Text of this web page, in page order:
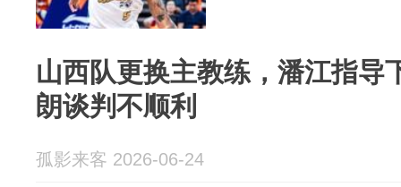
山西队更换主教练，潘江指导
朗谈判不顺利
孤影来客 2026-06-24